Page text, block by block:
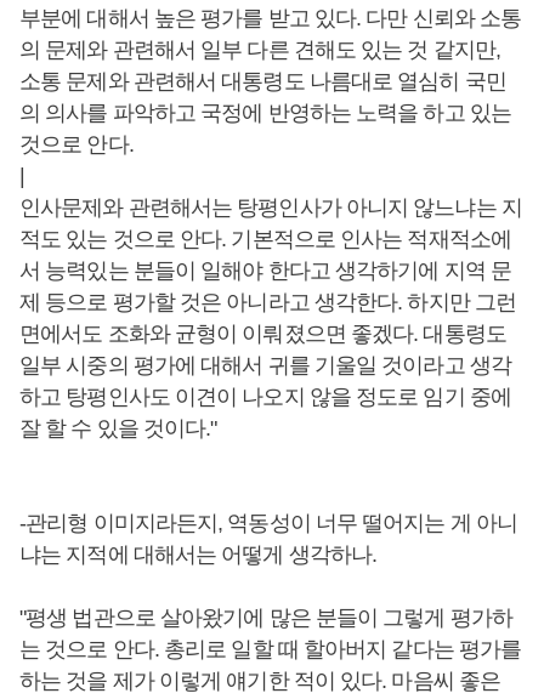
부분에 대해서 높은 평가를 받고 있다. 다만 신뢰와 소통
의 문제와 관련해서 일부 다른 견해도 있는 것 같지만,
소통 문제와 관련해서 대통령도 나름대로 열심히 국민
의 의사를 파악하고 국정에 반영하는 노력을 하고 있는
것으로 안다.
인사문제와 관련해서는 탕평인사가 아니지 않느냐는 지
적도 있는 것으로 안다. 기본적으로 인사는 적재적소에
서 능력있는 분들이 일해야 한다고 생각하기에 지역 문
제 등으로 평가할 것은 아니라고 생각한다. 하지만 그런
면에서도 조화와 균형이 이뤄졌으면 좋겠다. 대통령도
일부 시중의 평가에 대해서 귀를 기울일 것이라고 생각
하고 탕평인사도 이견이 나오지 않을 정도로 임기 중에
잘 할 수 있을 것이다."
-관리형 이미지라든지, 역동성이 너무 떨어지는 게 아니
냐는 지적에 대해서는 어떻게 생각하나.
"평생 법관으로 살아왔기에 많은 분들이 그렇게 평가하
는 것으로 안다. 총리로 일할 때 할아버지 같다는 평가를
하는 것을 제가 이렇게 얘기한 적이 있다. 마음씨 좋은